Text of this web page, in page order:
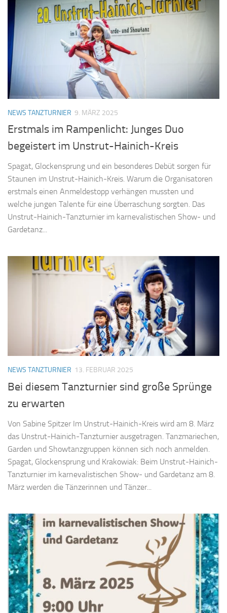
NEWS TANZTURNIER 9. MÄRZ 2025
Erstmals im Rampenlicht: Junges Duo
begeistert im Unstrut-Hainich-Kreis
Spagat, Glockensprung und ein besonderes Debüt sorgen für
Staunen im Unstrut-Hainich-Kreis. Warum die Organisatoren
erstmals einen Anmeldestopp verhängen mussten und
welche jungen Talente für eine Überraschung sorgten. Das
Unstrut-Hainich-Tanzturnier im karnevalistischen Show- und
Gardetanz...
NEWS TANZTURNIER 13. FEBRUAR 2025
Bei diesem Tanzturnier sind große Sprünge
zu erwarten
Von Sabine Spitzer Im Unstrut-Hainich-Kreis wird am 8. März
das Unstrut-Hainich-Tanzturnier ausgetragen. Tanzmariechen,
Garden und Showtanzgruppen können sich noch anmelden.
Spagat, Glockensprung und Krakowiak: Beim Unstrut-Hainich-
Tanzturnier im karnevalistischen Show- und Gardetanz am 8.
März werden die Tänzerinnen und Tänzer...